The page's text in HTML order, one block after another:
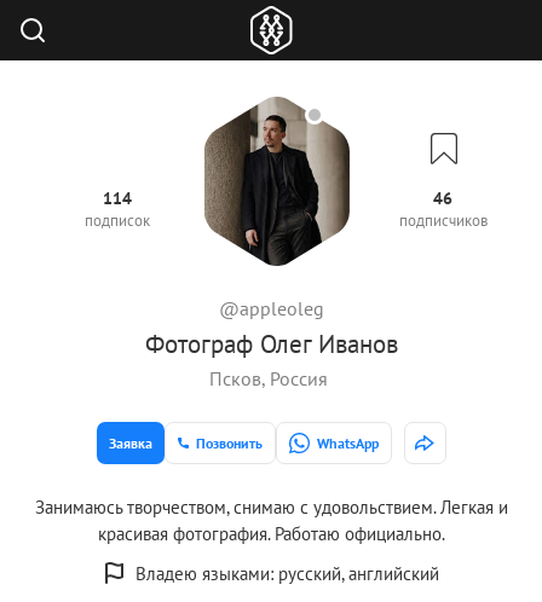
Фотограф Олег Иванов
@appleoleg
114
подписок
46
подписчиков
Псков, Россия
Заявка Позвонить WhatsApp
Занимаюсь творчеством, снимаю с удовольствием. Легкая и
красивая фотография. Работаю официально.
Владею языками: русский, английский